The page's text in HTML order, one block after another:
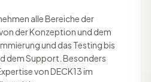
alle Bereiche der
der Konzeption und dem
und das Testing bis
dem Support. Besonders
von DECK13 im